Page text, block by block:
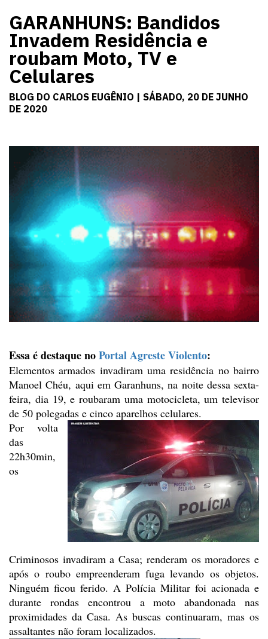
GARANHUNS: Bandidos
Invadem Residência e
roubam Moto, TV e
Celulares
BLOG DO CARLOS EUGÊNIO | SÁBADO, 20 DE JUNHO
DE 2020
Essa é destaque noPortal Agreste Violento:
Elementos armados invadiram uma residência no bairro
Manoel Chéu, aqui em Garanhuns, na noite dessa sexta-
feira, dia 19, e roubaram uma motocicleta, um televisor
de 50 polegadas e cinco aparelhos celulares.
Por volta
das
22h30min,
os
Criminosos invadiram a Casa; renderamos moradores e
após o roubo empreenderam fuga levando os objetos.
Ninguém ficou ferido. A Polícia Militar foi acionada e
durante rondas encontrou a moto abandonada nas
proximidades da Casa. As buscas continuaram, mas os
assaltantes não foram localizados.